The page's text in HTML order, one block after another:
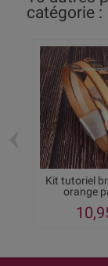
catégorie :
Kit tutoriel
orange